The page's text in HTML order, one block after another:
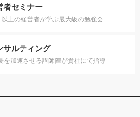
者セミナー
上の経営者が学ぶ最大級の勉強会
サルティング
を加速させる講師陣が貴社にて指導